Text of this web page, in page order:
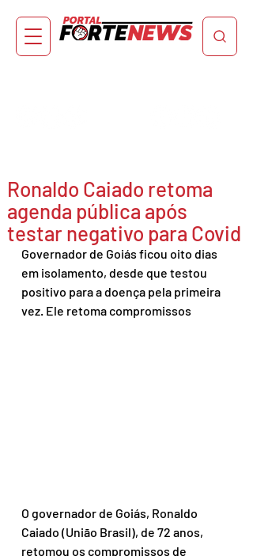
Ronaldo Caiado retoma
agenda pública após
testar negativo para Covid
Governador de Goiás ficou oito dias
em isolamento, desde que testou
positivo para a doença pela primeira
vez. Ele retoma compromissos
O governador de Goiás, Ronaldo
Caiado (União Brasil), de 72 anos,
retomou os compromissos de